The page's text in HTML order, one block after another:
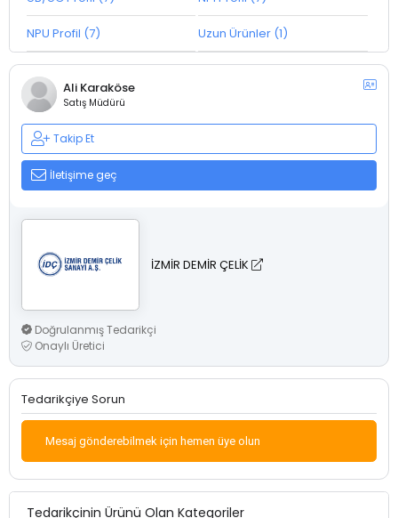
NPU Profil (7) Uzun Ürünler (1)
Ali Karaköse
Satış Müdürü
Takip Et
İletişime geç
İZMİR DEMİR ÇELİK
Doğrulanmış Tedarikçi
Onaylı Üretici
Tedarikçiye Sorun
Mesaj gönderebilmek için hemen üye olun
Tedarikçinin Ürünü Olan Kategoriler